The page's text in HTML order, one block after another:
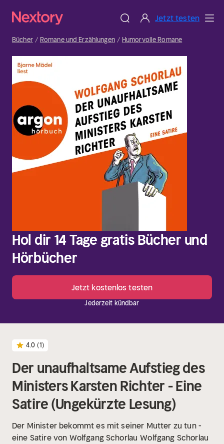
Jetzt testen
Bücher Romane und Erzählungen Humorvolle Romane
Hol dir 14 Tage gratis Bücher und
Hörbücher
Jetzt kostenlos testen
Jederzeit kündbar
4.0 (1)
Der unaufhaltsame Aufstieg des
Ministers Karsten Richter - Eine
Satire (Ungekürzte Lesung)
Der Minister bekommt es mit seiner Mutter zu tun -
eine Satire von Wolfgang Schorlau Wolfgang Schorlau